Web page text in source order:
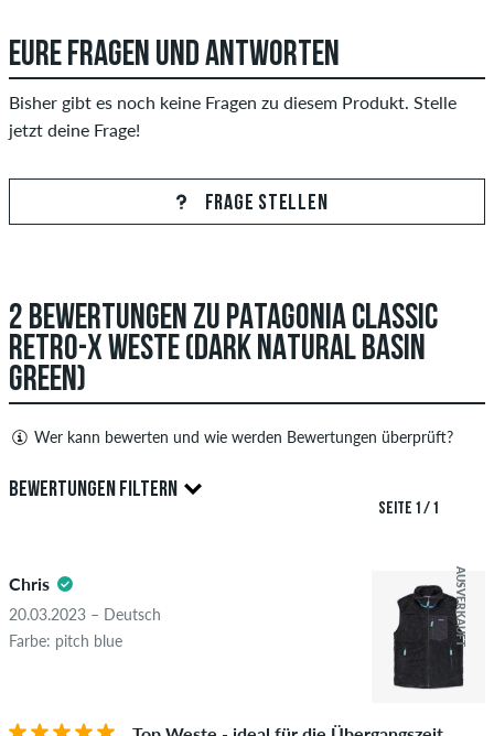
EURE FRAGEN UND ANTWORTEN
Bisher gibt es noch keine Fragen zu diesem Produkt. Stelle
jetzt deine Frage!
FRAGE STELLEN
2 BEWERTUNGEN ZU PATAGONIA CLASSIC
RETRO-X WESTE (DARK NATURAL BASIN
GREEN)
Wer kann bewerten und wie werden Bewertungen überprüft?
Nur Personen mit einem skatedeluxe Kundenkonto können
Bewertungen abgeben. Diese werden erst nach unserer
beleidigenden oder obszönen Inhalten sowie Bewertungen,
die geltendes Recht oder Urheberrechte verletzen oder Spam
und Fremdwerbung enthalten, werden nicht veröffentlicht.
Die Sternebewertung des Artikels ist der Durchschnitt aller
BEWERTUNGEN FILTERN
5.0
SEITE 1 / 1
Chris
20.03.2023 – Deutsch
Farbe: pitch blue
AUSVERKAUFT